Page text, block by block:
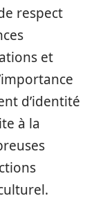
respect
et
d’identité
à la